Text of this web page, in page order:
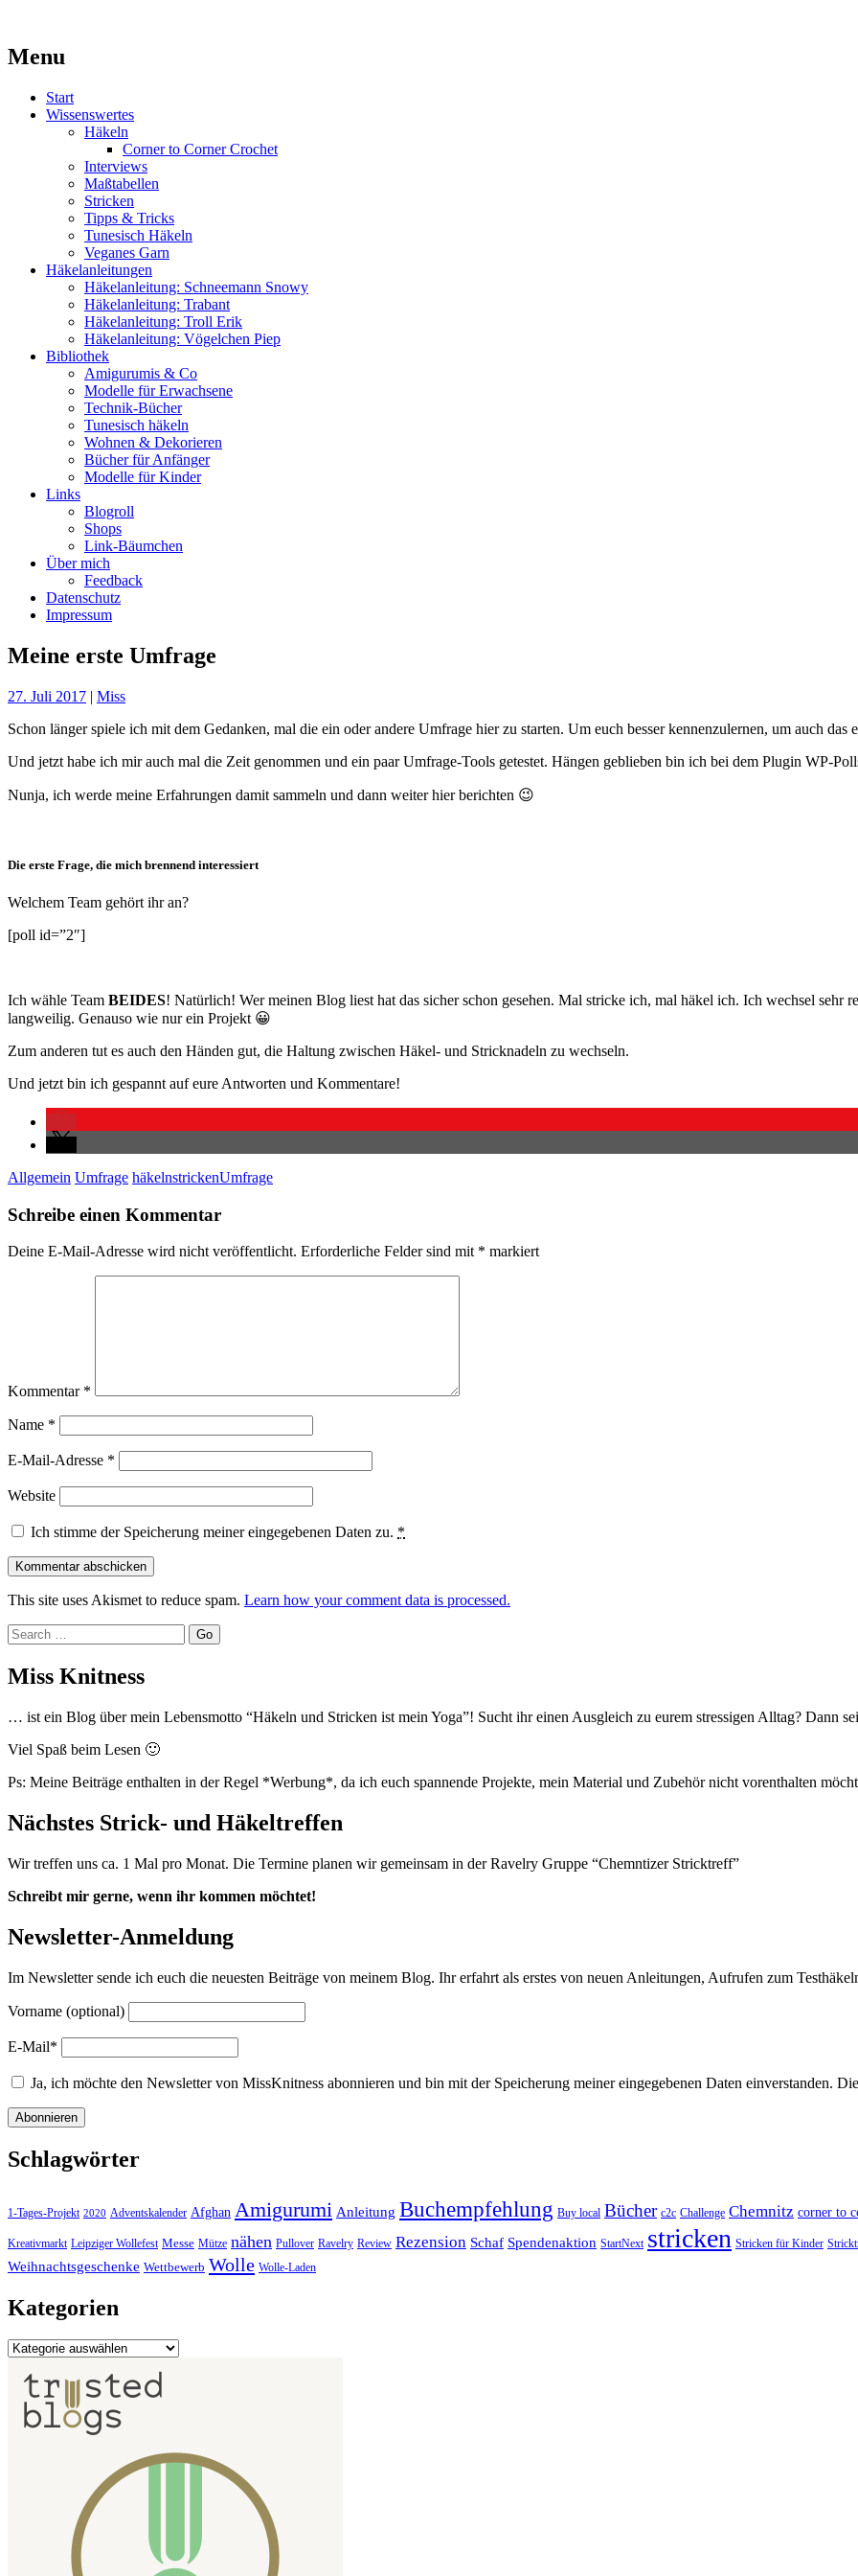
MissKnitness
Kaufst du noch oder strickst du schon?
Menu
Skip
Start
Wissenswertes
Häkeln
Corner to Corner Crochet
Interviews
Maßtabellen
Stricken
Tipps & Tricks
Tunesisch Häkeln
Veganes Garn
Häkelanleitungen
Häkelanleitung: Schneemann Snowy
Häkelanleitung: Trabant
Häkelanleitung: Troll Erik
Häkelanleitung: Vögelchen Piep
Bibliothek
Amigurumis & Co
Modelle für Erwachsene
Technik-Bücher
Tunesisch häkeln
Wohnen & Dekorieren
Bücher für Anfänger
Modelle für Kinder
Links
Blogroll
Shops
Link-Bäumchen
Über mich
Feedback
Datenschutz
Impressum
Meine erste Umfrage
27. Juli 2017 | Miss
Schon länger spiele ich mit dem Gedanken, mal die ein oder andere Umfrage hier zu starten. Um euch besser kennenzulernen, um auch das
Und jetzt habe ich mir auch mal die Zeit genommen und ein paar Umfrage-Tools getestet. Hängen geblieben bin ich bei dem Plugin WP-
Nunja, ich werde meine Erfahrungen damit sammeln und dann weiter hier berichten 😉
Die erste Frage, die mich brennend interessiert
Welchem Team gehört ihr an?
[poll id=”2″]
Ich wähle Team BEIDES! Natürlich! Wer meinen Blog liest hat das sicher schon gesehen. Mal stricke ich, mal häkel ich. Ich wechsel
langweilig. Genauso wie nur ein Projekt 😀
Zum anderen tut es auch den Händen gut, die Haltung zwischen Häkel- und Stricknadeln zu wechseln.
Und jetzt bin ich gespannt auf eure Antworten und Kommentare!
Allgemein Umfrage häkelnstrickenUmfrage
Schreibe einen Kommentar
Deine E-Mail-Adresse wird nicht veröffentlicht. Erforderliche Felder sind mit * markiert
Kommentar *
Name *
E-Mail-Adresse *
Website
Ich stimme der Speicherung meiner eingegebenen Daten zu. *
This site uses Akismet to reduce spam. Learn how your comment data is processed.
Search
Miss Knitness
… ist ein Blog über mein Lebensmotto “Häkeln und Stricken ist mein Yoga”! Sucht ihr einen Ausgleich zu eurem stressigen Alltag? Dann
Viel Spaß beim Lesen 🙂
Ps: Meine Beiträge enthalten in der Regel *Werbung*, da ich euch spannende Projekte, mein Material und Zubehör nicht vorenthalten
Nächstes Strick- und Häkeltreffen
Wir treffen uns ca. 1 Mal pro Monat. Die Termine planen wir gemeinsam in der Ravelry Gruppe “Chemntizer Stricktreff”
Schreibt mir gerne, wenn ihr kommen möchtet!
Newsletter-Anmeldung
Im Newsletter sende ich euch die neuesten Beiträge von meinem Blog. Ihr erfahrt als erstes von neuen Anleitungen, Aufrufen zum
Vorname (optional)
E-Mail*
Ja, ich möchte den Newsletter von MissKnitness abonnieren und bin mit der Speicherung meiner eingegebenen Daten einverstanden. Die
Schlagwörter
1-Tages-Projekt 2020 Adventskalender Afghan Amigurumi Anleitung Buchempfehlung Buy local Bücher c2c Challenge Chemnitz corner to
Kreativmarkt Leipziger Wollefest Messe Mütze nähen Pullover Ravelry Review Rezension Schaf Spendenaktion StartNext stricken Stricken für Kinder
Weihnachtsgeschenke Wettbewerb Wolle Wolle-Laden
Kategorien
Kategorien